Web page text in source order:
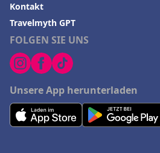
FOLGEN SIE UNS
Unsere App herunterladen
Kontakt
Travelmyth GPT